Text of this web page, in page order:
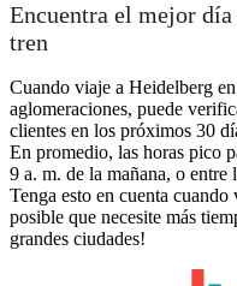
Encuentra el mejor
tren
Cuando viaje a Heidelberg
aglomeraciones, puede
clientes en los próximos 30
En promedio, las horas pico
9 a. m. de la mañana, o
Tenga esto en cuenta
posible que necesite más
grandes ciudades!